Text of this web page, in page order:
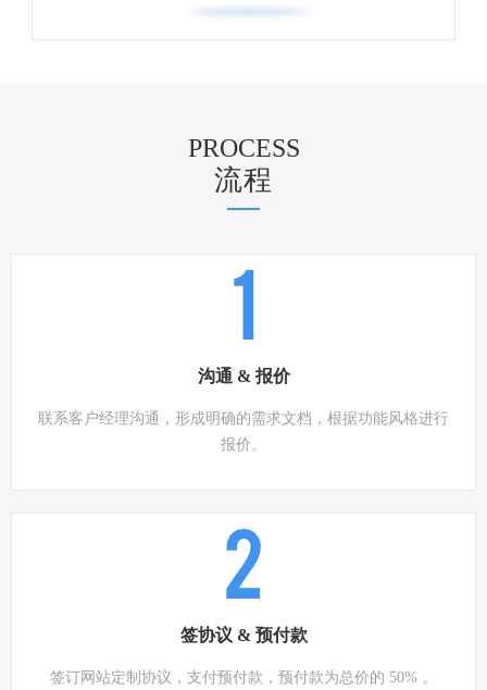
PROCESS
流程
沟通 & 报价
联系客户经理沟通，形成明确的需求文档，根据功能风格进行
报价。
2
签协议 & 预付款
签订网站定制协议，支付预付款，预付款为总价的 50% 。